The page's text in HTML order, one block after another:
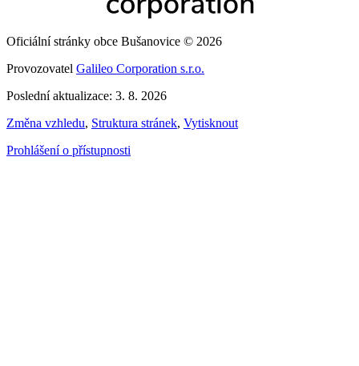
Oficiální stránky obce Bušanovice © 2026
Provozovatel Galileo Corporation s.r.o.
Poslední aktualizace: 3. 8. 2026
Změna vzhledu, Struktura stránek, Vytisknout
Prohlášení o přístupnosti